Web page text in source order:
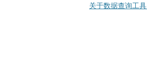
关于数据查询工具